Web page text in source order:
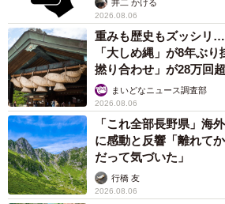
井二 かける
2026.08.06
重みも歴史もズッシリ
「大しめ縄」が8年ぶ
撚り合わせ」が28万回
まいどなニュース調査部
2026.08.06
「これ全部長野県」海
に感動と反響「離れて
だって気づいた」
行橋 友
2026.08.06